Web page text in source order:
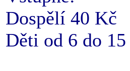
Dospělí 40 Kč
Děti od 6 do